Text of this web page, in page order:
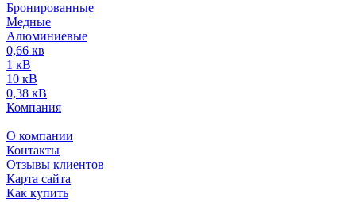
Бронированные
Медные
Алюминиевые
0,66 кв
1 кВ
10 кВ
0,38 кВ
Компания
О компании
Контакты
Отзывы клиентов
Карта сайта
Как купить